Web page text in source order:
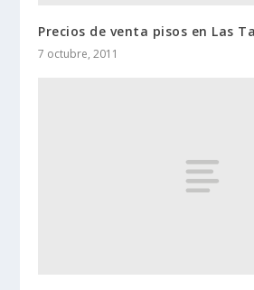
Precios de venta pisos en Las
7 octubre, 2011